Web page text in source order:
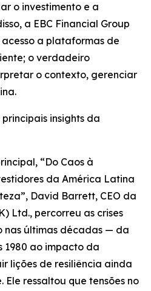
o investimento e a
a EBC Financial Group
a plataformas de
o verdadeiro
o contexto, gerenciar
insights da
“Do Caos à
da América Latina
David Barrett, CEO da
Ltd., percorreu as crises
nas últimas décadas — da
1980 ao impacto da
lições de resiliência ainda
Ele ressaltou que tensões no